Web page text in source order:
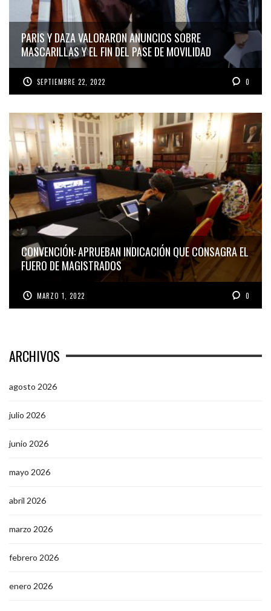
PARIS Y DAZA VALORARON ANUNCIOS SOBRE
MASCARILLAS Y EL FIN DEL PASE DE MOVILIDAD
SEPTIEMBRE 22, 2022 0
CONVENCIÓN: APRUEBAN INDICACIÓN QUE CONSAGRA EL
FUERO DE MAGISTRADOS
MARZO 1, 2022 0
ARCHIVOS
agosto 2026
julio 2026
junio 2026
mayo 2026
abril 2026
marzo 2026
febrero 2026
enero 2026